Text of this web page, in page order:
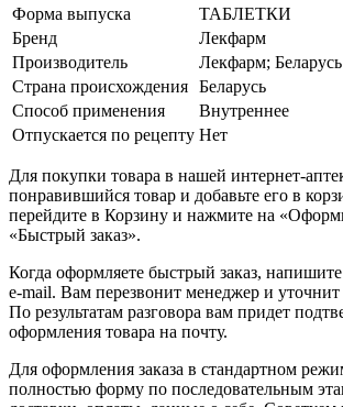
Форма выпуска
ТАБЛЕТКИ
Бренд
Лекфарм
Производитель
Лекфарм; Беларусь
Страна происхождения Беларусь
Способ применения
Внутреннее
Отпускается по рецепту Нет
Для покупки товара в нашей интернет-
понравившийся товар и добавьте его в
перейдите в Корзину и нажмите на
«Быстрый заказ».
Когда оформляете быстрый заказ,
e-mail. Вам перезвонит менеджер и уточнит
По результатам разговора вам придет
оформления товара на почту.
Для оформления заказа в стандартном
полностью форму по последовательным